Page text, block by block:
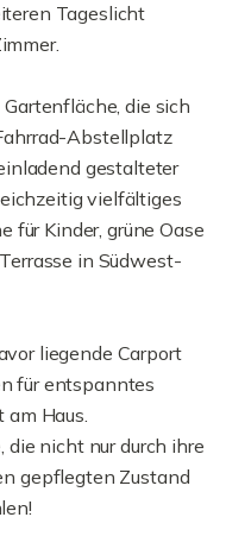
Tageslicht
die sich
Abstellplatz
gestalteter
vielfältiges
für Kinder, grüne Oase
in Südwest-
liegende Carport
für entspanntes
Haus.
nicht nur durch ihre
gepflegten Zustand